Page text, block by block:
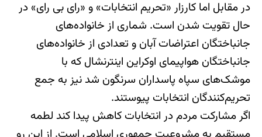
در مقابل اما کارزار «تحریم انتخابات» و «رای بی رای» در
حال تقویت شدن است. شماری از خانواده‌های
جانباختگان اعتراضات آبان و تعدادی از خانواده‌های
جانباختگان هواپیمای اوکراین اینترنشال که با
موشک‌های سپاه پاسداران سرنگون شد نیز به جمع
تحریم‌کنندگان انتخابات پیوستند.
اگر مشارکت مردم در انتخابات کاهش پیدا کند لطمه